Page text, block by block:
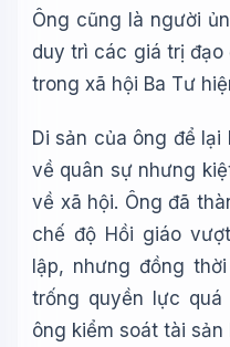
Ông cũng là người
duy trì các giá trị đạo
trong xã hội Ba Tư
Di sản của ông để
về quân sự nhưng
về xã hội. Ông đã
chế độ Hồi giáo
lập, nhưng đồng
trống quyền lực quá
ông kiểm soát tài